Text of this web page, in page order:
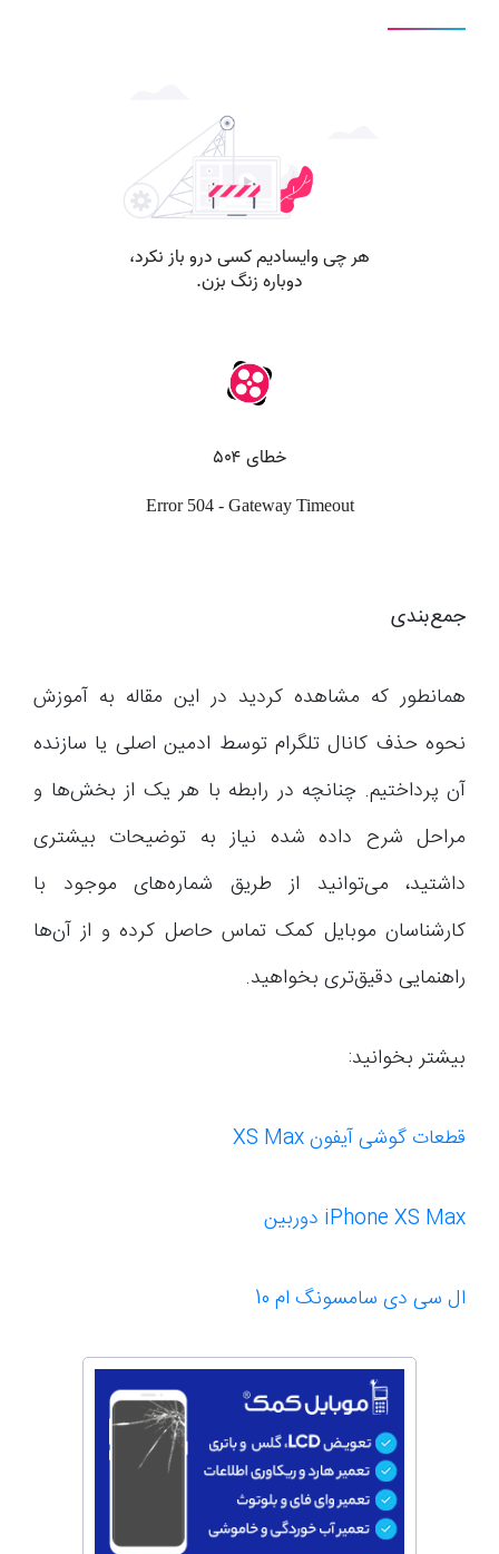
جمع‌بندی
همانطور که مشاهده کردید در این مقاله به آموزش
نحوه حذف کانال تلگرام توسط ادمین اصلی یا سازنده
آن پرداختیم. چنانچه در رابطه با هر یک از بخش‌ها و
مراحل شرح داده شده نیاز به توضیحات بیشتری
داشتید، می‌توانید از طریق شماره‌های موجود با
کارشناسان موبایل کمک تماس حاصل کرده و از آن‌ها
راهنمایی دقیق‌تری بخواهید.
بیشتر بخوانید:
قطعات گوشی آیفون XS Max
iPhone XS Max دوربین
ال سی دی سامسونگ ام 10